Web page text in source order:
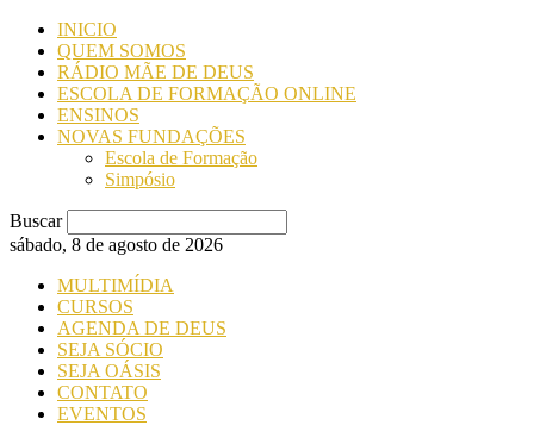
INICIO
QUEM SOMOS
RÁDIO MÃE DE DEUS
ESCOLA DE FORMAÇÃO ONLINE
ENSINOS
NOVAS FUNDAÇÕES
Escola de Formação
Simpósio
Buscar
sábado, 8 de agosto de 2026
MULTIMÍDIA
CURSOS
AGENDA DE DEUS
SEJA SÓCIO
SEJA OÁSIS
CONTATO
EVENTOS